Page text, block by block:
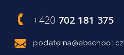
+420 702 181 375
podatelna@ebschool.cz